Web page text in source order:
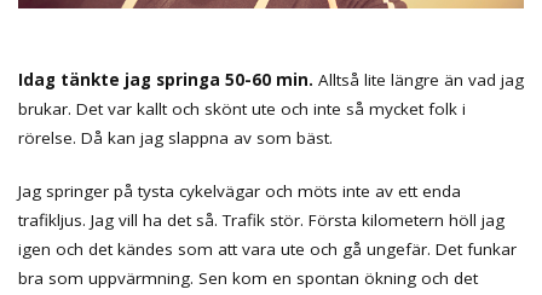
Idag tänkte jag springa 50-60 min. Alltså lite längre än vad jag
brukar. Det var kallt och skönt ute och inte så mycket folk i
rörelse. Då kan jag slappna av som bäst.
Jag springer på tysta cykelvägar och möts inte av ett enda
trafikljus. Jag vill ha det så. Trafik stör. Första kilometern höll jag
igen och det kändes som att vara ute och gå ungefär. Det funkar
bra som uppvärmning. Sen kom en spontan ökning och det